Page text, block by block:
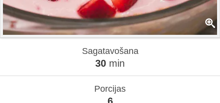
Sagatavošana
30 min
Porcijas